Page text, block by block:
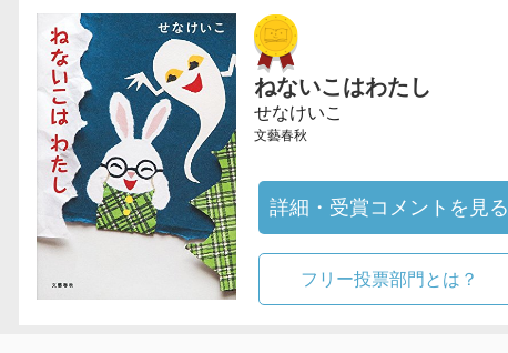
ねないこはわたし
せなけいこ
文藝春秋
詳細・受賞コメントを見る
フリー投票部門とは？